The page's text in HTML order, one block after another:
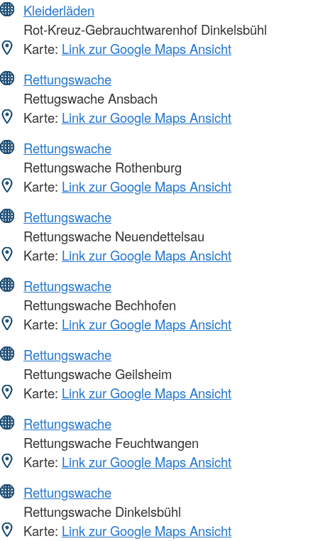
Kleiderläden
Rot-Kreuz-Gebrauchtwarenhof Dinkelsbühl
Karte: Link zur Google Maps Ansicht
Rettungswache
Rettugswache Ansbach
Karte: Link zur Google Maps Ansicht
Rettungswache
Rettungswache Rothenburg
Karte: Link zur Google Maps Ansicht
Rettungswache
Rettungswache Neuendettelsau
Karte: Link zur Google Maps Ansicht
Rettungswache
Rettungswache Bechhofen
Karte: Link zur Google Maps Ansicht
Rettungswache
Rettungswache Geilsheim
Karte: Link zur Google Maps Ansicht
Rettungswache
Rettungswache Feuchtwangen
Karte: Link zur Google Maps Ansicht
Rettungswache
Rettungswache Dinkelsbühl
Karte: Link zur Google Maps Ansicht